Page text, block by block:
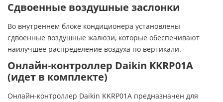
Сдвоенные воздушные заслонки
Во внутреннем блоке кондиционера установлены
сдвоенные воздушные жалюзи, которые обеспечивают
наилучшее распределение воздуха по вертикали.
Онлайн-контроллер Daikin KKRP01A
(идет в комплекте)
Онлайн-контроллер Daikin KKRP01A предназначен для